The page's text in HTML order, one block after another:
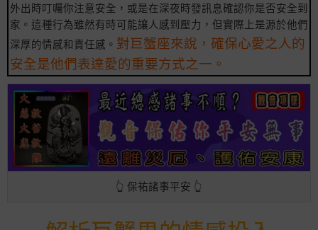
外出時叮囑你注意安全，或是在深夜時發訊息確認你是否安全到
家。這種行為雖然有時可能讓人感到壓力，但實際上是源於他們
深厚的情感和責任感。 對巨蟹座來說，確保心愛之人的
安全是他們表達愛的重要方式之一。
👆 保祐諸事平安 👆